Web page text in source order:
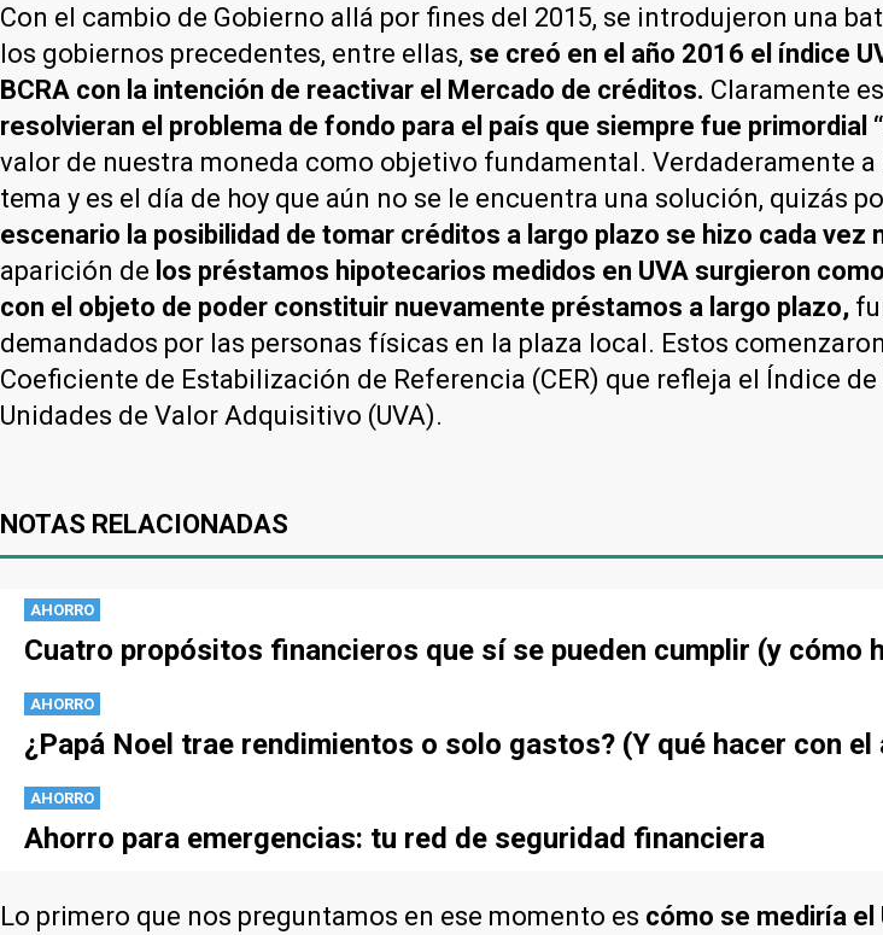
Con el cambio de Gobierno allá por fines del 2015, se introdujeron una
los gobiernos precedentes, entre ellas, se creó en el año 2016 el índice
BCRA con la intención de reactivar el Mercado de créditos. Claramente
resolvieran el problema de fondo para el país que siempre fue primordial
valor de nuestra moneda como objetivo fundamental. Verdaderamente
tema y es el día de hoy que aún no se le encuentra una solución, quizás
escenario la posibilidad de tomar créditos a largo plazo se hizo cada vez
aparición de los préstamos hipotecarios medidos en UVA surgieron
con el objeto de poder constituir nuevamente préstamos a largo plazo,
demandados por las personas físicas en la plaza local. Estos
Coeficiente de Estabilización de Referencia (CER) que refleja el Índice
Unidades de Valor Adquisitivo (UVA).
NOTAS RELACIONADAS
AHORRO
Cuatro propósitos financieros que sí se pueden cumplir (y cómo
AHORRO
¿Papá Noel trae rendimientos o solo gastos? (Y qué hacer con el
AHORRO
Ahorro para emergencias: tu red de seguridad financiera
Lo primero que nos preguntamos en ese momento es cómo se mediría el